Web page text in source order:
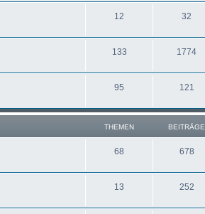
12 32
133 1774
95 121
THEMEN BEITRÄGE
68 678
13 252